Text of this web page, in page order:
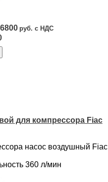
для компрессора Fiac
насос воздушный Fiac
360 л/мин